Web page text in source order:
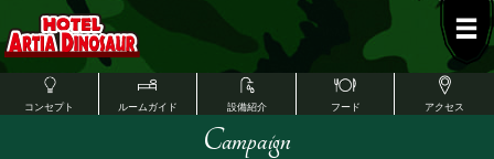
コンセプト ルームガイド 設備紹介 フード アクセス
Campaign